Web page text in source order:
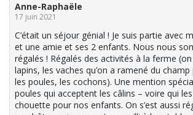
Anne-Raphaële
17 juin 2021
C’était un séjour génial ! Je suis partie avec
et une amie et ses 2 enfants. Nous nous
régalés ! Régalés des activités à la ferme
lapins, les vaches qu’on a ramené du
les poules, les cochons). Une mention
poules qui acceptent les câlins – voire qui
chouette pour nos enfants. On s’est aussi